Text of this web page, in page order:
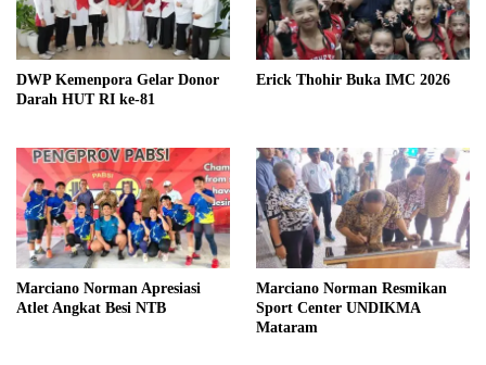
DWP Kemenpora Gelar Donor
Darah HUT RI ke-81
Erick Thohir Buka IMC 2026
Marciano Norman Apresiasi
Atlet Angkat Besi NTB
Marciano Norman Resmikan
Sport Center UNDIKMA
Mataram